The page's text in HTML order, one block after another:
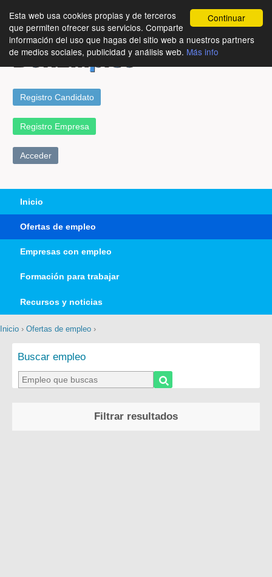
Continuar
Esta web usa cookies propias y de terceros
que permiten ofrecer sus servicios. Comparte
información del uso que hagas del sitio web a nuestros partners
de medios sociales, publicidad y análisis web. Más info
Registro Candidato
Registro Empresa
Acceder
Inicio
Ofertas de empleo
Empresas con empleo
Formación para trabajar
Recursos y noticias
Inicio › Ofertas de empleo ›
Buscar empleo
Filtrar resultados